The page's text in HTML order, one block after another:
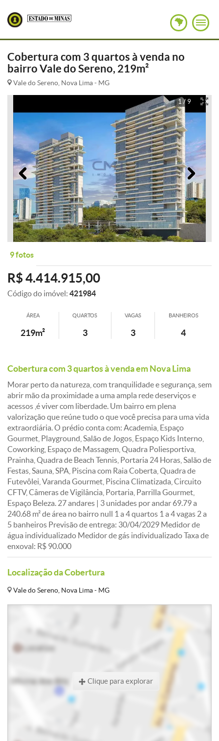
Cobertura com 3 quartos à venda no
bairro Vale do Sereno, 219m²
Vale do Sereno, Nova Lima - MG
1 / 9
Anterior
9 fotos
R$ 4.414.915,00
Código do imóvel: 421984
ÁREA
219m²
QUARTOS
3
VAGAS
3
BANHEIROS
4
Cobertura com 3 quartos à venda em Nova Lima
Morar perto da natureza, com tranquilidade e segurança, sem
abrir mão da proximidade a uma ampla rede deserviços e
acessos ,é viver com liberdade. Um bairro em plena
valorização que reúne tudo o que você precisa para uma vida
extraordiária. O prédio conta com: Academia, Espaço
Gourmet, Playground, Salão de Jogos, Espaço Kids Interno,
Coworking, Espaço de Massagem, Quadra Poliesportiva,
Prainha, Quadra de Beach Tennis, Portaria 24 Horas, Salão de
Festas, Sauna, SPA, Piscina com Raia Coberta, Quadra de
Futevôlei, Varanda Gourmet, Piscina Climatizada, Circuito
CFTV, Câmeras de Vigilância, Portaria, Parrilla Gourmet,
Espaço Beleza. 27 andares | 3 unidades por andar 69.79 a
240.68 m² de área no bairro null 1 a 4 quartos 1 a 4 vagas 2 a
5 banheiros Previsão de entrega: 30/04/2029 Medidor de
água individualizado Medidor de gás individualizado Taxa de
enxoval: R$ 90.000
Localização da Cobertura
Vale do Sereno, Nova Lima - MG
Clique para explorar